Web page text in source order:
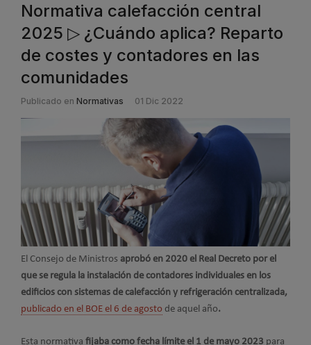
Normativa calefacción central
2025 ▷ ¿Cuándo aplica? Reparto
de costes y contadores en las
comunidades
Publicado en Normativas 01 Dic 2022
El Consejo de Ministros aprobó en 2020 el Real Decreto por el
que se regula la instalación de contadores individuales en los
edificios con sistemas de calefacción y refrigeración centralizada,
publicado en el BOE el 6 de agosto de aquel año.
Esta normativa fijaba como fecha límite el 1 de mayo 2023 para